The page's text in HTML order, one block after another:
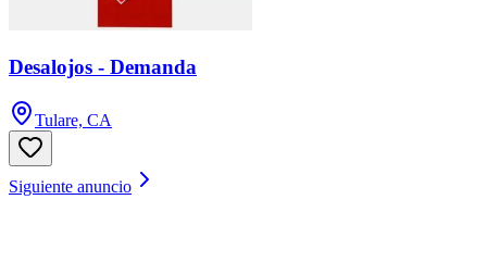
Desalojos - Demanda
Tulare, CA
Siguiente anuncio